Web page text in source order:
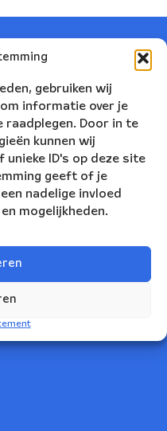
gebruiken wij
informatie over je
Door in te
kunnen wij
unieke ID's op deze site
geeft of je
nadelige invloed
mogelijkheden.